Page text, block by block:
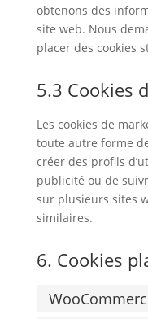
obtenons des
site web. Nous
placer des cookies
5.3 Cookies
Les cookies de
toute autre forme
créer des profils
publicité ou de
sur plusieurs sites
similaires.
6. Cookies